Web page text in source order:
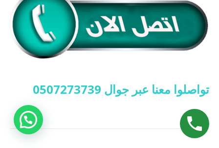
تواصلوا معنا عبر جوال 0507273739